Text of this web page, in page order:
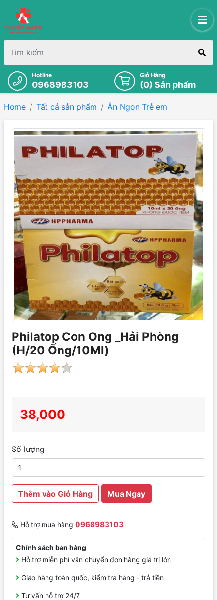
Hotline
0968983103
Giỏ Hàng
(0) Sản phẩm
Home Tất cả sản phẩm Ăn Ngon Trẻ em
Philatop Con Ong _Hải Phòng
(H/20 Ống/10Ml)
38,000
Số lượng
Thêm vào Giỏ Hàng Mua Ngay
Hỗ trợ mua hàng 0968983103
Chính sách bán hàng
Hỗ trợ miễn phí vận chuyển đơn hàng giá trị lớn
Giao hàng toàn quốc, kiểm tra hàng - trả tiền
Tư vấn hỗ trợ 24/7